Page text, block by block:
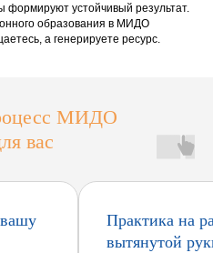
формируют устойчивый результат.
образования в МИДО
а генерируете ресурс.
МИДО
вас
Практика на
вытянутой